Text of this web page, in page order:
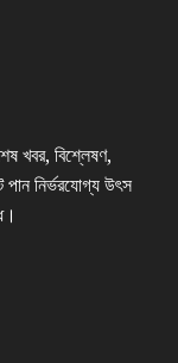
খবর, বিশ্লেষণ,
পান নির্ভরযোগ্য উৎস